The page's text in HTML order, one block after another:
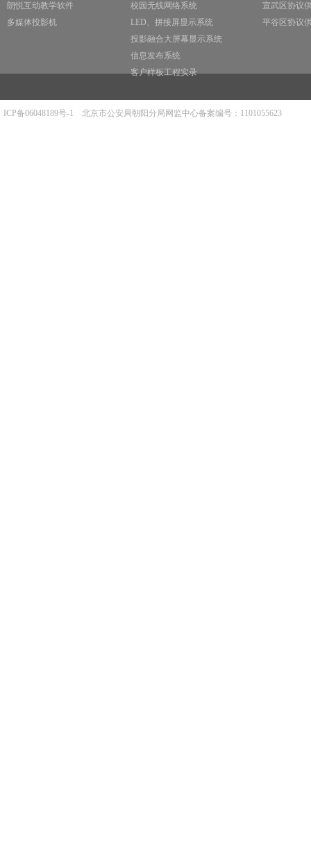
朗悦互动教学软件
多媒体投影机
校园无线网络系统
LED、拼接屏显示系统
投影融合大屏幕显示系统
信息发布系统
客户样板工程实录
宣武区协议
平谷区协议
ICP备06048189号-1 北京市公安局朝阳分局网监中心备案编号：1101055623